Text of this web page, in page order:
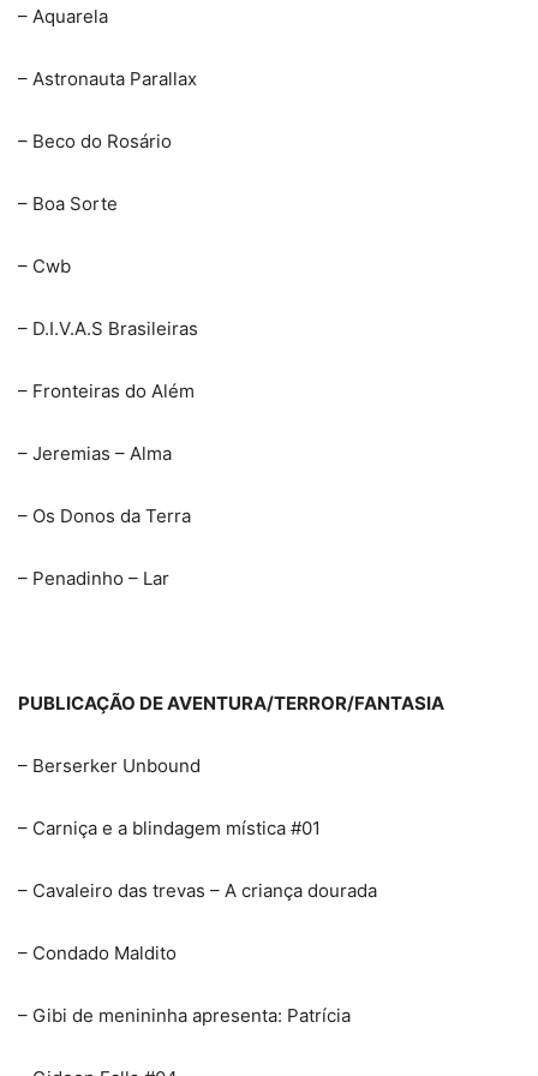
– Aquarela
– Astronauta Parallax
– Beco do Rosário
– Boa Sorte
– Cwb
– D.I.V.A.S Brasileiras
– Fronteiras do Além
– Jeremias – Alma
– Os Donos da Terra
– Penadinho – Lar
PUBLICAÇÃO DE AVENTURA/TERROR/FANTASIA
– Berserker Unbound
– Carniça e a blindagem mística #01
– Cavaleiro das trevas – A criança dourada
– Condado Maldito
– Gibi de menininha apresenta: Patrícia